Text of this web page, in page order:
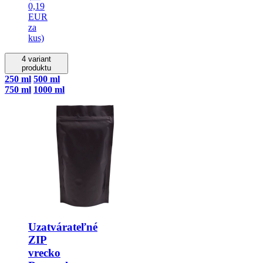
0,19
EUR
za
kus)
4 variant
produktu
250 ml 500 ml
750 ml 1000 ml
Uzatvárateľné
ZIP
vrecko